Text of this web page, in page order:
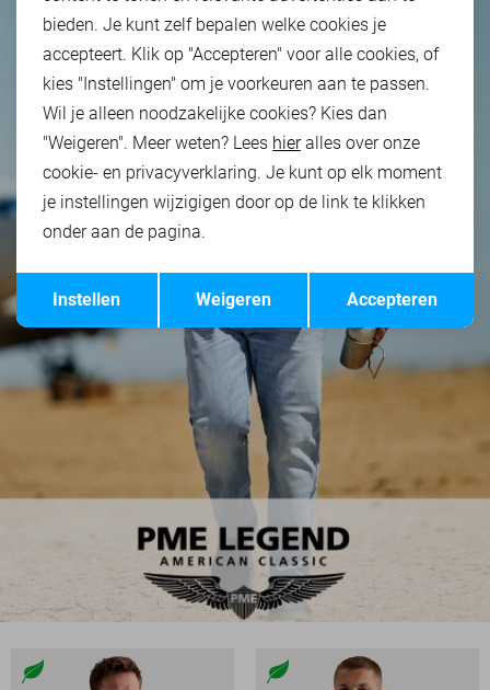
Opslaan
bieden. Je kunt zelf bepalen welke cookies je
accepteert. Klik op "Accepteren" voor alle cookies, of
kies "Instellingen" om je voorkeuren aan te passen.
Wil je alleen noodzakelijke cookies? Kies dan
"Weigeren". Meer weten? Lees hieralles over onze
cookie- en privacyverklaring. Je kunt op elk moment
je instellingen wijzigigen door op de link te klikken
onder aan de pagina.
Accepteren
Weigeren
Instellen